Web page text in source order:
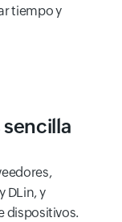
tiempo y
sencilla
DLin, y
dispositivos.